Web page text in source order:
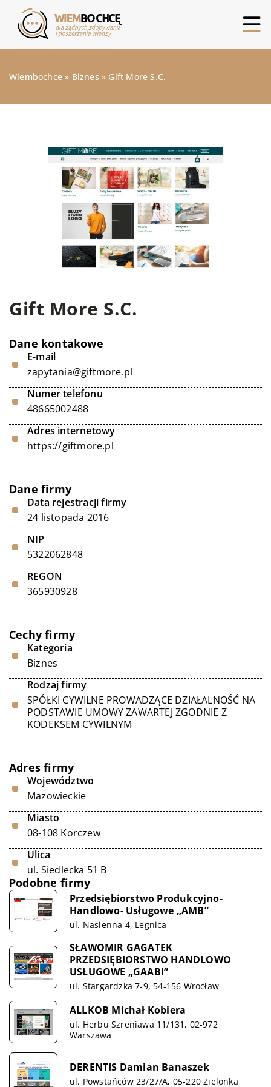
Wiembochce » Biznes » Gift More S.C.
Gift More S.C.
Dane kontakowe
E-mail
zapytania@giftmore.pl
Numer telefonu
48665002488
Adres internetowy
https://giftmore.pl
Dane firmy
Data rejestracji firmy
24 listopada 2016
NIP
5322062848
REGON
365930928
Cechy firmy
Kategoria
Biznes
Rodzaj firmy
SPÓŁKI CYWILNE PROWADZĄCE DZIAŁALNOŚĆ NA
PODSTAWIE UMOWY ZAWARTEJ ZGODNIE Z
KODEKSEM CYWILNYM
Adres firmy
Województwo
Mazowieckie
Miasto
08-108 Korczew
Ulica
ul. Siedlecka 51 B
Podobne firmy
Przedsiębiorstwo Produkcyjno-
Handlowo- Usługowe „AMB”
ul. Nasienna 4, Legnica
SŁAWOMIR GAGATEK
PRZEDSIĘBIORSTWO HANDLOWO
USŁUGOWE „GAABI”
ul. Stargardzka 7-9, 54-156 Wrocław
ALLKOB Michał Kobiera
ul. Herbu Szreniawa 11/131, 02-972
Warszawa
DERENTIS Damian Banaszek
ul. Powstańców 23/27/A, 05-220 Zielonka